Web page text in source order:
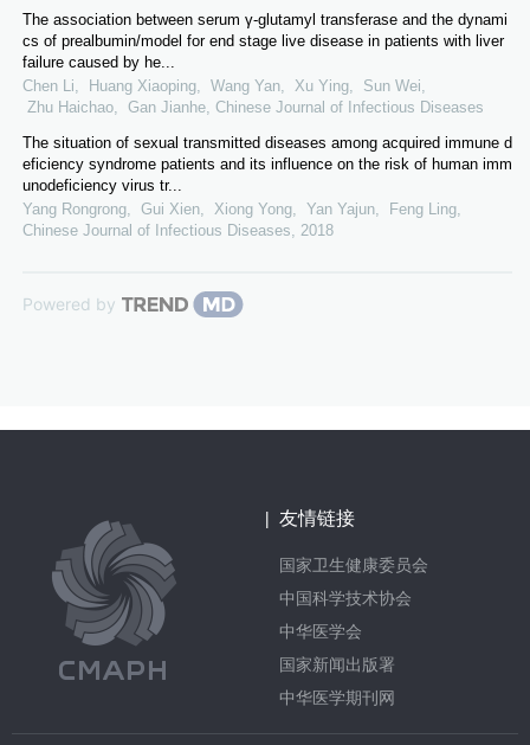
The association between serum γ-glutamyl transferase and the dynami
cs of prealbumin/model for end stage live disease in patients with liver
failure caused by he...
Chen Li, Huang Xiaoping, Wang Yan, Xu Ying, Sun Wei,
Zhu Haichao, Gan Jianhe Chinese Journal of Infectious Diseases
The situation of sexual transmitted diseases among acquired immune d
eficiency syndrome patients and its influence on the risk of human imm
unodeficiency virus tr...
Yang Rongrong, Gui Xien, Xiong Yong, Yan Yajun, Feng Ling
Chinese Journal of Infectious Diseases
2018
Powered by
| 友情链接
国家卫生健康委员会
中国科学技术协会
中华医学会
国家新闻出版署
中华医学期刊网